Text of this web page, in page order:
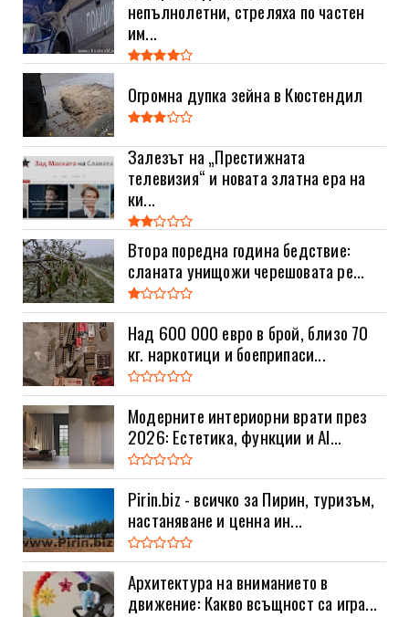
непълнолетни, стреляха по частен
им...
Огромна дупка зейна в Кюстендил
Залезът на „Престижната
телевизия“ и новата златна ера на
ки...
Втора поредна година бедствие:
сланата унищожи черешовата ре...
Над 600 000 евро в брой, близо 70
кг. наркотици и боеприпаси...
Модерните интериорни врати през
2026: Естетика, функции и AI...
Pirin.biz - всичко за Пирин, туризъм,
настаняване и ценна ин...
Архитектура на вниманието в
движение: Какво всъщност са игра...